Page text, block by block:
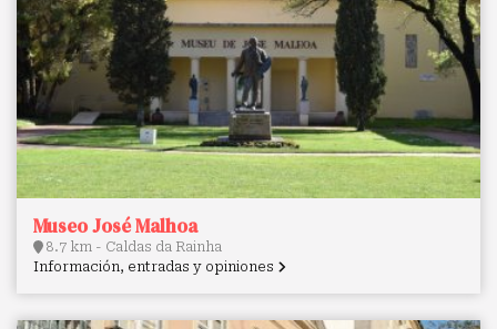
Museo José Malhoa
8.7 km - Caldas da Rainha
Información, entradas y opiniones